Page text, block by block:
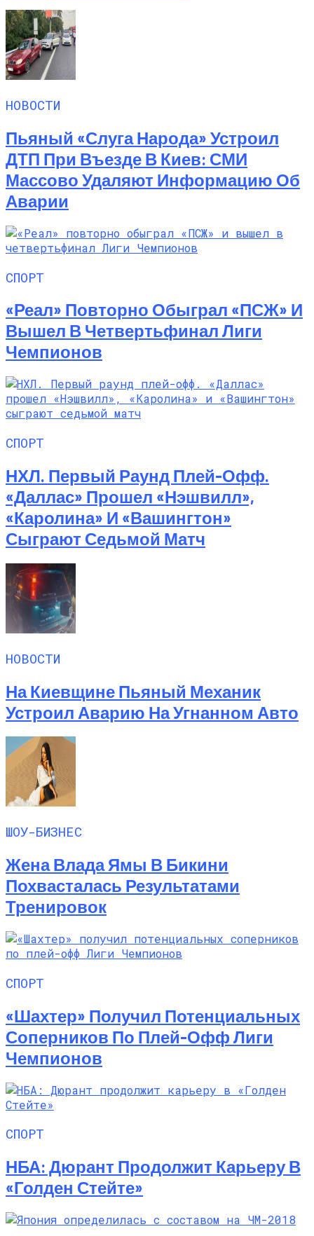
НОВОСТИ
Пьяный «слуга Народа» Устроил
ДТП При Въезде В Киев: СМИ
Массово Удаляют Информацию Об
Аварии
СПОРТ
«Реал» Повторно Обыграл «ПСЖ» И
Вышел В Четвертьфинал Лиги
Чемпионов
СПОРТ
НХЛ. Первый Раунд Плей-Офф.
«Даллас» Прошел «Нэшвилл»,
«Каролина» И «Вашингтон»
Сыграют Седьмой Матч
НОВОСТИ
На Киевщине Пьяный Механик
Устроил Аварию На Угнанном Авто
ШОУ-БИЗНЕС
Жена Влада Ямы В Бикини
Похвасталась Результатами
Тренировок
СПОРТ
«Шахтер» Получил Потенциальных
Соперников По Плей-Офф Лиги
Чемпионов
СПОРТ
НБА: Дюрант Продолжит Карьеру В
«Голден Стейте»